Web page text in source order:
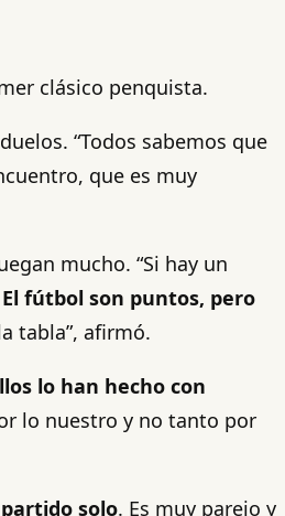
clásico penquista.
“Todos sabemos que
que es muy
mucho. “Si hay un
El fútbol son puntos, pero
tabla”, afirmó.
lo han hecho con
lo nuestro y no tanto por
solo. Es muy parejo y